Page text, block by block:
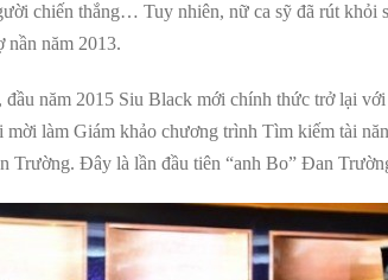
chiến thắng… Tuy nhiên, nữ ca sỹ đã rút khỏi
nần năm 2013.
đầu năm 2015 Siu Black mới chính thức trở lại
mời làm Giám khảo chương trình Tìm kiếm tài
Trường. Đây là lần đầu tiên “anh Bo” Đan